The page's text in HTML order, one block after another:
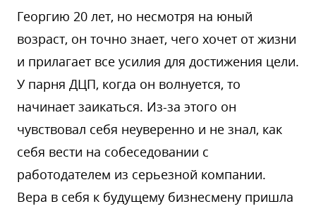
Георгию 20 лет, но несмотря на юный
возраст, он точно знает, чего хочет от жизни
и прилагает все усилия для достижения цели.
У парня ДЦП, когда он волнуется, то
начинает заикаться. Из-за этого он
чувствовал себя неуверенно и не знал, как
себя вести на собеседовании с
работодателем из серьезной компании.
Вера в себя к будущему бизнесмену пришла